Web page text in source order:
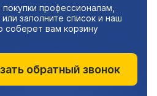
профессионалам,
или заполните список и наш
соберет вам корзину
обратный звонок